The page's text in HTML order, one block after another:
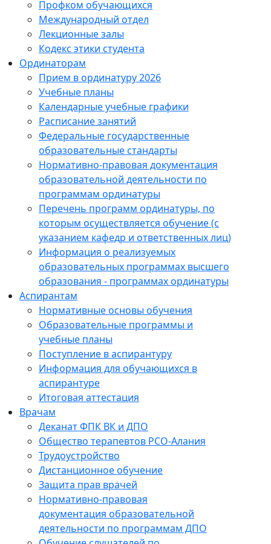
Профком обучающихся
Международный отдел
Лекционные залы
Кодекс этики студента
Ординаторам
Прием в ординатуру 2026
Учебные планы
Календарные учебные графики
Расписание занятий
Федеральные государственные
образовательные стандарты
Нормативно-правовая документация
образовательной деятельности по
программам ординатуры
Перечень программ ординатуры, по
которым осуществляется обучение (с
указанием кафедр и ответственных лиц)
Информация о реализуемых
образовательных программах высшего
образования - программах ординатуры
Аспирантам
Нормативные основы обучения
Образовательные программы и
учебные планы
Поступление в аспирантуру
Информация для обучающихся в
аспирантуре
Итоговая аттестация
Врачам
Деканат ФПК ВК и ДПО
Общество терапевтов РСО-Алания
Трудоустройство
Дистанционное обучение
Защита прав врачей
Нормативно-правовая
документация образовательной
деятельности по программам ДПО